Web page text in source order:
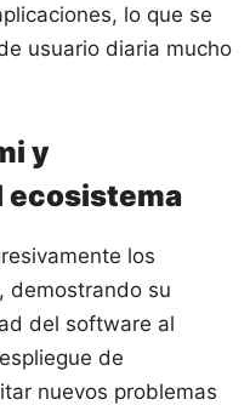
lo que se
usuario diaria mucho
y
ecosistema
los
demostrando su
del software al
de
nuevos problemas